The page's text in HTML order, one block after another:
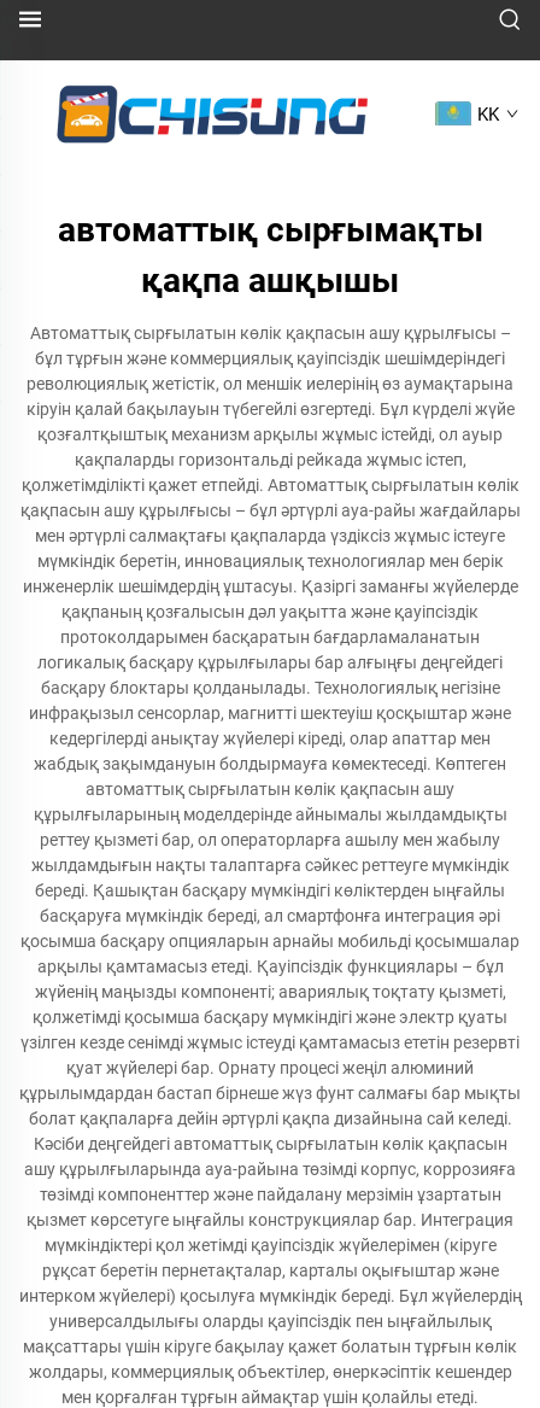
KK
автоматтық сырғымақты
қақпа ашқышы
Автоматтық сырғылатын көлік қақпасын ашу құрылғысы –
бұл тұрғын және коммерциялық қауіпсіздік шешімдеріндегі
революциялық жетістік, ол меншік иелерінің өз аумақтарына
кіруін қалай бақылауын түбегейлі өзгертеді. Бұл күрделі жүйе
қозғалтқыштық механизм арқылы жұмыс істейді, ол ауыр
қақпаларды горизонтальді рейкада жұмыс істеп,
қолжетімділікті қажет етпейді. Автоматтық сырғылатын көлік
қақпасын ашу құрылғысы – бұл әртүрлі ауа-райы жағдайлары
мен әртүрлі салмақтағы қақпаларда үздіксіз жұмыс істеуге
мүмкіндік беретін, инновациялық технологиялар мен берік
инженерлік шешімдердің ұштасуы. Қазіргі заманғы жүйелерде
қақпаның қозғалысын дәл уақытта және қауіпсіздік
протоколдарымен басқаратын бағдарламаланатын
логикалық басқару құрылғылары бар алғыңғы деңгейдегі
басқару блоктары қолданылады. Технологиялық негізіне
инфрақызыл сенсорлар, магнитті шектеуіш қосқыштар және
кедергілерді анықтау жүйелері кіреді, олар апаттар мен
жабдық зақымдануын болдырмауға көмектеседі. Көптеген
автоматтық сырғылатын көлік қақпасын ашу
құрылғыларының моделдерінде айнымалы жылдамдықты
реттеу қызметі бар, ол операторларға ашылу мен жабылу
жылдамдығын нақты талаптарға сәйкес реттеуге мүмкіндік
береді. Қашықтан басқару мүмкіндігі көліктерден ыңғайлы
басқаруға мүмкіндік береді, ал смартфонға интеграция әрі
қосымша басқару опцияларын арнайы мобильді қосымшалар
арқылы қамтамасыз етеді. Қауіпсіздік функциялары – бұл
жүйенің маңызды компоненті; авариялық тоқтату қызметі,
қолжетімді қосымша басқару мүмкіндігі және электр қуаты
үзілген кезде сенімді жұмыс істеуді қамтамасыз ететін резервті
қуат жүйелері бар. Орнату процесі жеңіл алюминий
құрылымдардан бастап бірнеше жүз фунт салмағы бар мықты
болат қақпаларға дейін әртүрлі қақпа дизайнына сай келеді.
Кәсіби деңгейдегі автоматтық сырғылатын көлік қақпасын
ашу құрылғыларында ауа-райына төзімді корпус, коррозияға
төзімді компоненттер және пайдалану мерзімін ұзартатын
қызмет көрсетуге ыңғайлы конструкциялар бар. Интеграция
мүмкіндіктері қол жетімді қауіпсіздік жүйелерімен (кіруге
рұқсат беретін пернетақталар, карталы оқығыштар және
интерком жүйелері) қосылуға мүмкіндік береді. Бұл жүйелердің
универсалдылығы оларды қауіпсіздік пен ыңғайлылық
мақсаттары үшін кіруге бақылау қажет болатын тұрғын көлік
жолдары, коммерциялық объектілер, өнеркәсіптік кешендер
мен қорғалған тұрғын аймақтар үшін қолайлы етеді.